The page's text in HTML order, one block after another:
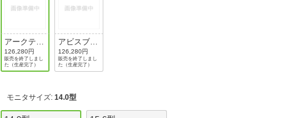
アークティ
ックグレー
126,280円
販売を終了しまし
た（生産完了）
アビスブル
ー
126,280円
販売を終了しまし
た（生産完了）
モニタサイズ:14.0型